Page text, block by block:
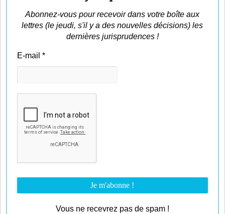
Abonnez-vous pour recevoir dans votre boîte aux
lettres (le jeudi, s'il y a des nouvelles décisions) les
dernières jurisprudences !
E-mail*
Vous ne recevrez pas de spam !